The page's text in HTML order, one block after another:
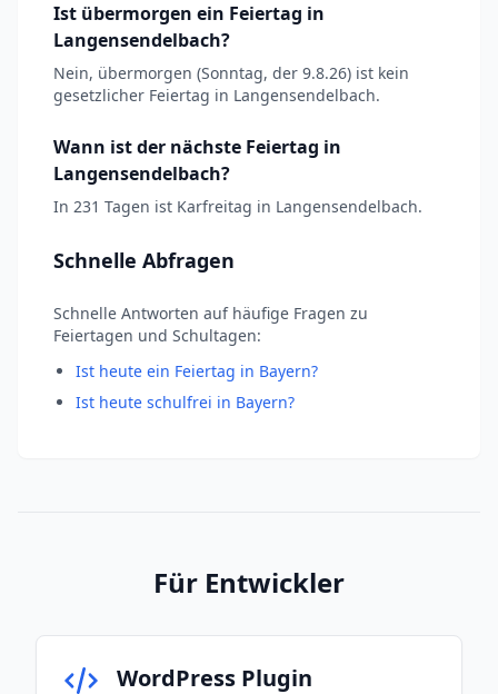
Ist übermorgen ein Feiertag in
Langensendelbach?
Nein, übermorgen (Sonntag, der 9.8.26) ist kein
gesetzlicher Feiertag in Langensendelbach.
Wann ist der nächste Feiertag in
Langensendelbach?
In 231 Tagen ist Karfreitag in Langensendelbach.
Schnelle Abfragen
Schnelle Antworten auf häufige Fragen zu
Feiertagen und Schultagen:
Ist heute ein Feiertag in Bayern?
Ist heute schulfrei in Bayern?
Für Entwickler
WordPress Plugin